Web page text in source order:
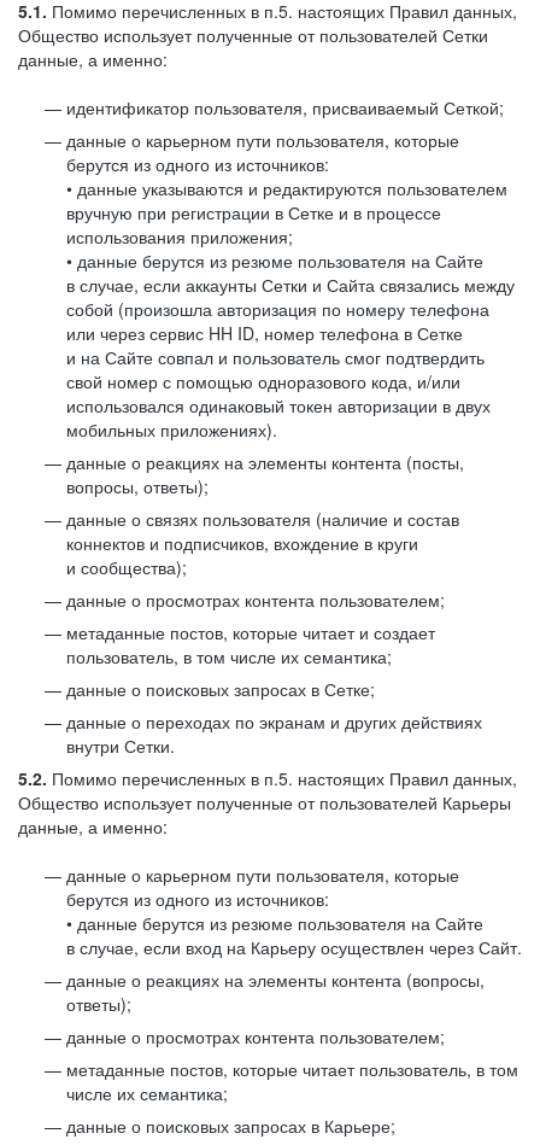
5.1. Помимо перечисленных в п.5. настоящих Правил данных,
Общество использует полученные от пользователей Сетки
данные, а именно:
идентификатор пользователя, присваиваемый Сеткой;
данные о карьерном пути пользователя, которые
берутся из одного из источников:
• данные указываются и редактируются пользователем
вручную при регистрации в Сетке и в процессе
использования приложения;
• данные берутся из резюме пользователя на Сайте
в случае, если аккаунты Сетки и Сайта связались между
собой (произошла авторизация по номеру телефона
или через сервис HH ID, номер телефона в Сетке
и на Сайте совпал и пользователь смог подтвердить
свой номер с помощью одноразового кода, и/или
использовался одинаковый токен авторизации в двух
мобильных приложениях).
данные о реакциях на элементы контента (посты,
вопросы, ответы);
данные о связях пользователя (наличие и состав
коннектов и подписчиков, вхождение в круги
и сообщества);
данные о просмотрах контента пользователем;
метаданные постов, которые читает и создает
пользователь, в том числе их семантика;
данные о поисковых запросах в Сетке;
данные о переходах по экранам и других действиях
внутри Сетки.
5.2. Помимо перечисленных в п.5. настоящих Правил данных,
Общество использует полученные от пользователей Карьеры
данные, а именно:
данные о карьерном пути пользователя, которые
берутся из одного из источников:
• данные берутся из резюме пользователя на Сайте
в случае, если вход на Карьеру осуществлен через Сайт.
данные о реакциях на элементы контента (вопросы,
ответы);
данные о просмотрах контента пользователем;
метаданные постов, которые читает пользователь, в том
числе их семантика;
данные о поисковых запросах в Карьере;